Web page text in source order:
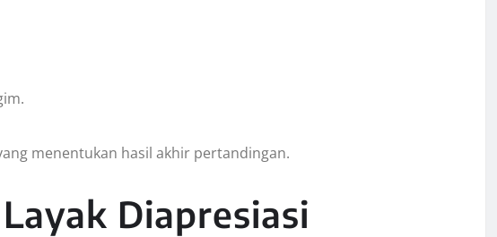
menentukan hasil akhir pertandingan.
Diapresiasi